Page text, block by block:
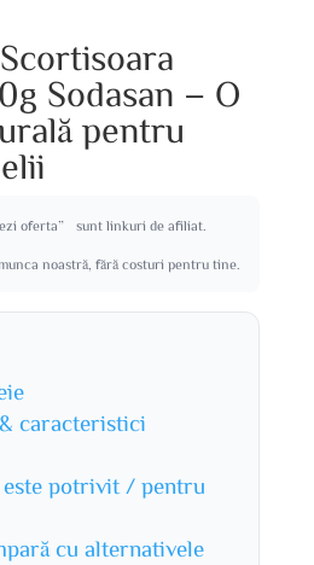
Sodasan – O
pentru
oferta” sunt linkuri de afiliat.
noastră, fără costuri pentru tine.
caracteristici
este potrivit / pentru
cu alternativele